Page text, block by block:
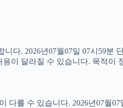
다. 2026년07월07일 07시59분
이 달라질 수 있습니다. 목적
를 수 있습니다. 2026년07월